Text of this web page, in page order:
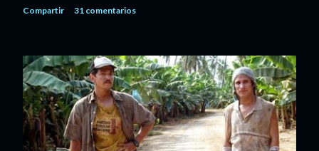
Compartir 31 comentarios